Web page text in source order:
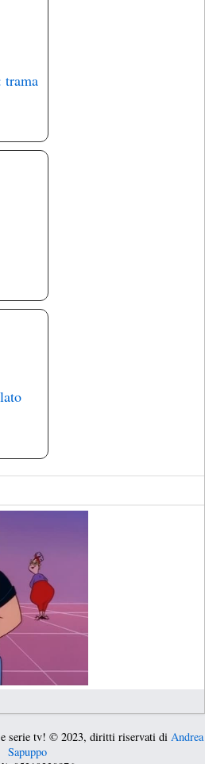
trama
serie tv! © 2023, diritti riservati di Andrea
Sapuppo